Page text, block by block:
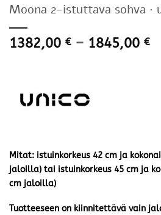
Moona 2-istuttava sohva ·
1382,00 € – 1845,00 €
Mitat: istuinkorkeus 42 cm ja
jaloilla) tai istuinkorkeus 45 cm ja
cm jaloilla)
Tuotteeseen on kiinnitettävä vain